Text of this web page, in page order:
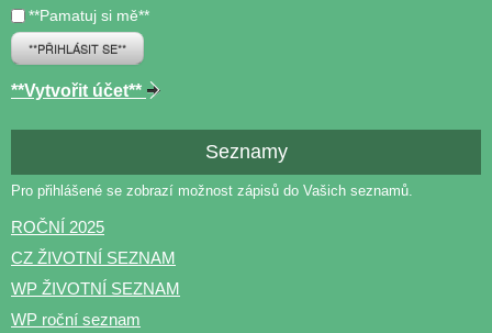
**Pamatuj si mě**
**PŘIHLÁSIT SE**
**Vytvořit účet**
Seznamy
Pro přihlášené se zobrazí možnost zápisů do Vašich seznamů.
ROČNÍ 2025
CZ ŽIVOTNÍ SEZNAM
WP ŽIVOTNÍ SEZNAM
WP roční seznam